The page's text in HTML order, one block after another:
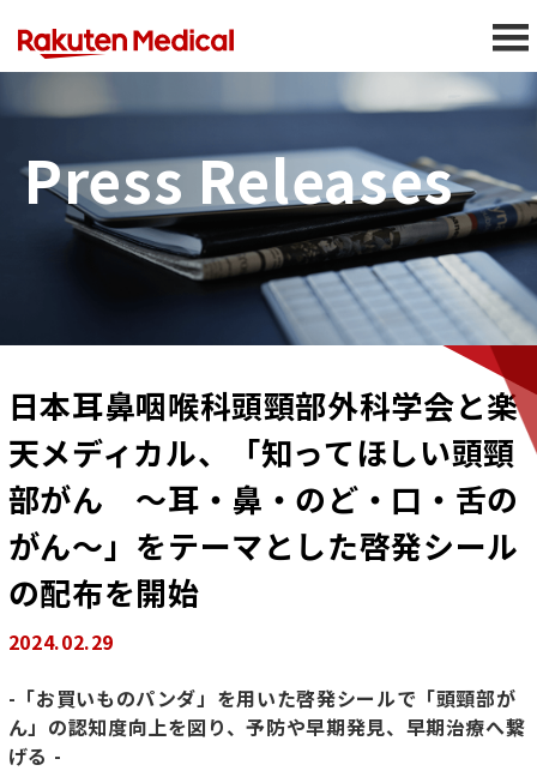
Press Releases
日本耳鼻咽喉科頭頸部外科学会と楽
天メディカル、「知ってほしい頭頸
部がん ～耳・鼻・のど・口・舌の
がん～」をテーマとした啓発シール
の配布を開始
2024.02.29
-「お買いものパンダ」を用いた啓発シールで「頭頸部が
ん」の認知度向上を図り、予防や早期発見、早期治療へ繋
げる -